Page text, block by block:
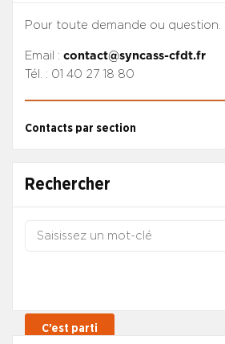
Pour toute demande ou question.
Email : contact@syncass-cfdt.fr
Tél. : 01 40 27 18 80
Contacts par section
Rechercher